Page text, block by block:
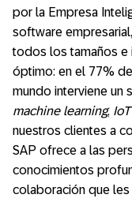
por la Empresa
software
todos los tamaños e
óptimo: en el 77%
mundo interviene un
machine learning, IoT
nuestros clientes a
SAP ofrece a las
conocimientos
colaboración que